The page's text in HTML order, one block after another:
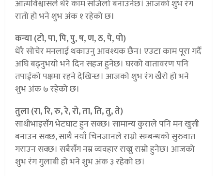
आत्मविश्वासले धेरै काम सजिलो बनाउनेछ। आजको शुभ रंग
रातो हो भने शुभ अंक १ रहेको छ।
कन्या (टो, पा, पि, पु, ष, ण, ठ, पे, पो)
धेरै सोचेर मनलाई थकाउनु आवश्यक छैन। एउटा काम पूरा गर्दै
अघि बढ्नुभयो भने दिन सहज हुनेछ। घरको वातावरण पनि
तपाईंको पक्षमा रहने देखिन्छ। आजको शुभ रंग खैरो हो भने
शुभ अंक ७ रहेको छ।
तुला (रा, रि, रु, रे, रो, ता, ति, तु, ते)
साथीभाइसँग भेटघाट हुन सक्छ। सामान्य कुराले पनि मन खुसी
बनाउन सक्छ, साथै नयाँ चिनजानले राम्रो सम्बन्धको सुरुवात
गराउन सक्छ। सबैसँग नम्र व्यवहार राख्नु राम्रो हुनेछ। आजको
शुभ रंग गुलाबी हो भने शुभ अंक ३ रहेको छ।